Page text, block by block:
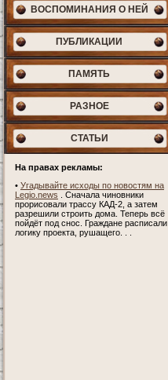
ВОСПОМИНАНИЯ О НЕЙ
ПУБЛИКАЦИИ
ПАМЯТЬ
РАЗНОЕ
СТАТЬИ
На правах рекламы:
• Угадывайте исходы по новостям на
Legio.news . Сначала чиновники
прорисовали трассу КАД-2, а затем
разрешили строить дома. Теперь всё
пойдёт под снос. Граждане расписали
логику проекта, рушащего. . .